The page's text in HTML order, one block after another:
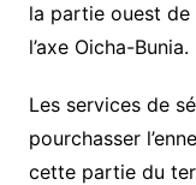
la partie ouest
l’axe Oicha-Bunia.
Les services de
pourchasser
cette partie du